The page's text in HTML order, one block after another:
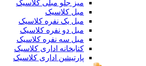
میز جلو مبلی کلاسیک
مبل کلاسیک
مبل یک نفره کلاسیک
مبل دو نفره کلاسیک
مبل سه نفره کلاسیک
کتابخانه اداری کلاسیک
پارتیشن اداری کلاسیک